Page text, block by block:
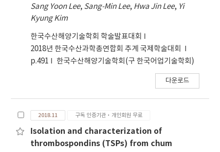
generation of accurate and reliable RT-qPCR
data with developmental samples in this
Sang Yoon Lee, Sang-Min Lee, Hwa Jin Lee, Yi
Kyung Kim
한국수산해양기술학회 학술발표대회
2018년 한국수산과학총연합회 추계 국제학술대회
p.491
한국수산해양기술학회(구 한국어업기술학회)
다운로드
2018.11 구독 인증기관·개인회원 무료
Isolation and characterization of
thrombospondins (TSPs) from chum